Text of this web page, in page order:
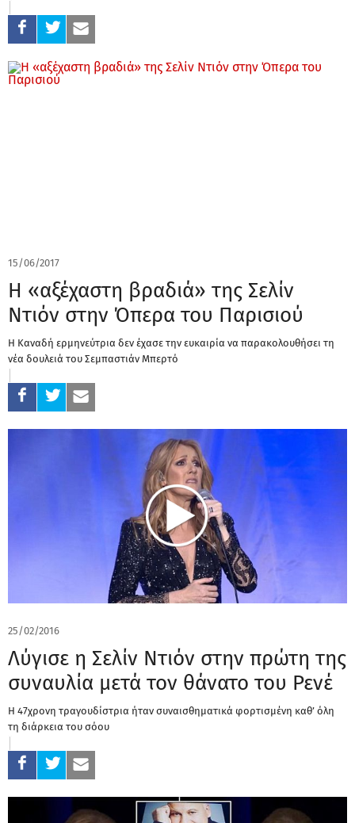
15/06/2017
Η «αξέχαστη βραδιά» της Σελίν
Ντιόν στην Όπερα του Παρισιού
Η Καναδή ερμηνεύτρια δεν έχασε την ευκαιρία να παρακολουθήσει τη
νέα δουλειά του Σεμπαστιάν Μπερτό
25/02/2016
Λύγισε η Σελίν Ντιόν στην πρώτη της
συναυλία μετά τον θάνατο του Ρενέ
Η 47χρονη τραγουδίστρια ήταν συναισθηματικά φορτισμένη καθ’ όλη
τη διάρκεια του σόου